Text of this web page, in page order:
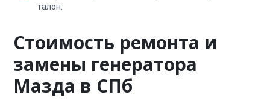
талон.
Стоимость ремонта и
замены генератора
Мазда в СПб